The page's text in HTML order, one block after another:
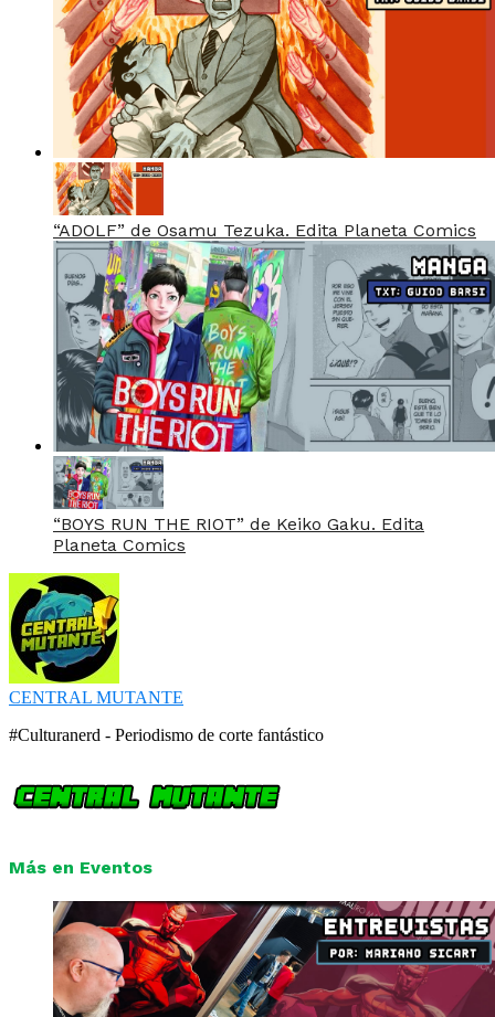
“ADOLF” de Osamu Tezuka. Edita Planeta Comics
“BOYS RUN THE RIOT” de Keiko Gaku. Edita
Planeta Comics
CENTRAL MUTANTE
#Culturanerd - Periodismo de corte fantástico
Más en Eventos